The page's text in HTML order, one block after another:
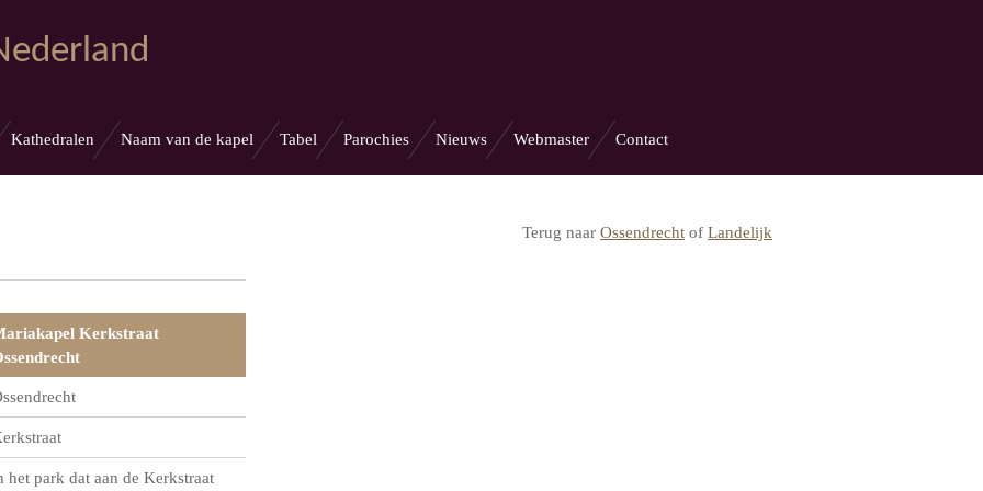
Kathedralen Naam van de kapel Tabel Parochies Nieuws Webmaster Contact
Terug naar Ossendrecht of Landelijk
Kerkstraat
het park dat aan de Kerkstraat